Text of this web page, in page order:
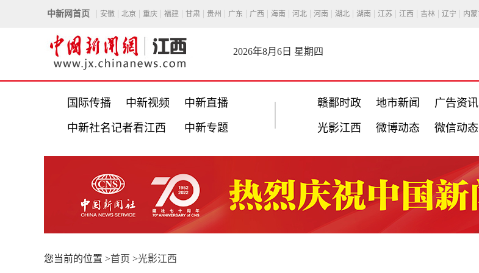
中新网首页 安徽 北京 重庆 福建 甘肃 贵州 广东 广西 海南 河北 河南 湖北 湖南 江苏 江西 吉林 辽宁 内
2026年8月6日 星期四
国际传播 中新视频 中新直播
中新社名记者看江西 中新专题
赣鄱时政 地市新闻 广告资讯
光影江西 微博动态 微信动态
您当前的位置 >首页 >光影江西